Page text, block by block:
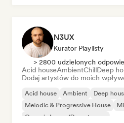
N3UX
Kurator Playlisty
> 2800 udzielonych
Acid houseAmbientChillDeep
Dodaj artystów do moich
Acid house Ambient Deep
Melodic & Progressive House
Organic house/Downtempo